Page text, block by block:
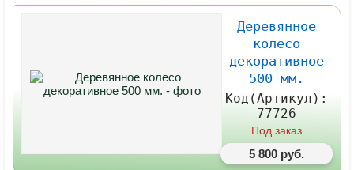
Деревянное
колесо
декоративное
500 мм.
Код(Артикул):
77726
Под заказ
5 800 руб.